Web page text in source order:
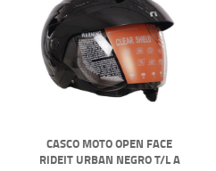
CASCO MOTO OPEN FACE
RIDEIT URBAN NEGRO T/L A